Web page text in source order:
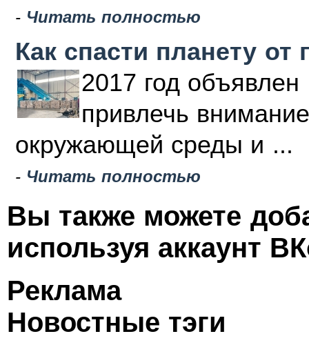
- Читать полностью
Как спасти планету от
2017 год объявлен
привлечь
окружающей среды и ...
- Читать полностью
Вы также можете
используя аккаунт
Реклама
Новостные тэги